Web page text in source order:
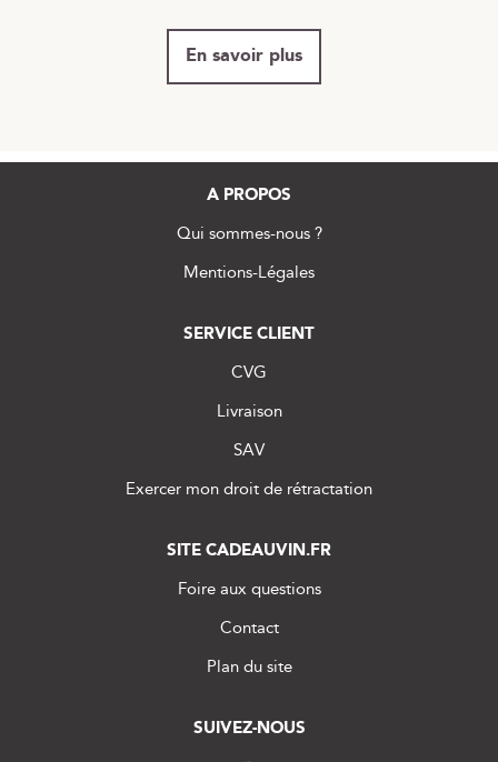
En savoir plus
A PROPOS
Qui sommes-nous ?
Mentions-Légales
SERVICE CLIENT
CVG
Livraison
SAV
Exercer mon droit de rétractation
SITE CADEAUVIN.FR
Foire aux questions
Contact
Plan du site
SUIVEZ-NOUS